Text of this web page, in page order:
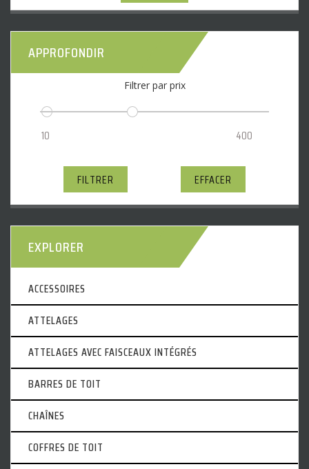
APPROFONDIR
Filtrer par prix
FILTRER EFFACER
EXPLORER
ACCESSOIRES
ATTELAGES
ATTELAGES AVEC FAISCEAUX INTÉGRÉS
BARRES DE TOIT
CHAÎNES
COFFRES DE TOIT